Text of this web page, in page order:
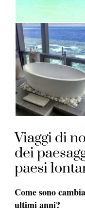
Viaggi di
dei
paesi
Come sono
ultimi anni?